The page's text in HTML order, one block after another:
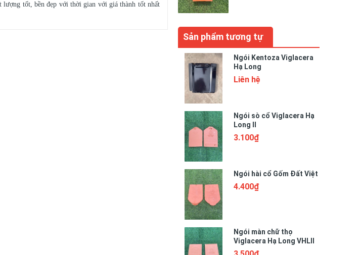
lượng tốt, bền đẹp với thời gian với giá thành tốt nhất
Sản phẩm tương tự
Ngói Kentoza Viglacera
Hạ Long
Liên hệ
Ngói sò cổ Viglacera Hạ
Long II
3.100₫
Ngói hài cổ Gốm Đất Việt
4.400₫
Ngói màn chữ thọ
Viglacera Hạ Long VHLII